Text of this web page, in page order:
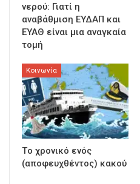
νερού: Γιατί η
αναβάθμιση ΕΥΔΑΠ και
ΕΥΑΘ είναι μια αναγκαία
τομή
Κοινωνία
Τo χρονικό ενός
(αποφευχθέντος) κακού